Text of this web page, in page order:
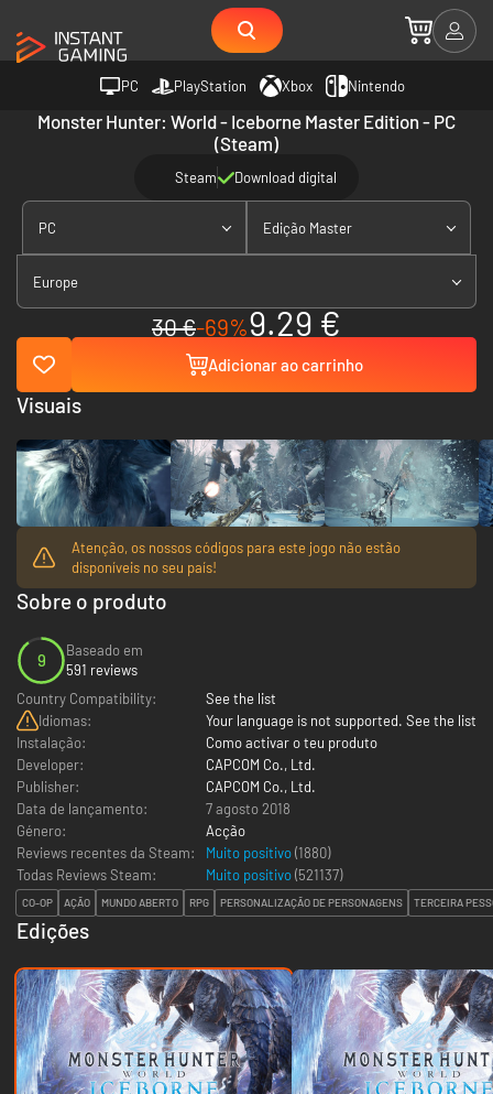
PC PlayStation Xbox Nintendo
Monster Hunter: World - Iceborne Master Edition - PC
(Steam)
Steam Download digital
PC Edição Master
Europe
30 €-69%9.29 €
Adicionar ao carrinho
Atenção, os nossos códigos para este jogo não estão
disponíveis no seu país!
Sobre o produto
9
Baseado em
591 reviews
Country Compatibility:
See the list
Idiomas:
Your language is not supported. See the list
Instalação:
Como activar o teu produto
Developer:
CAPCOM Co., Ltd.
Publisher:
CAPCOM Co., Ltd.
Data de lançamento:
7 agosto 2018
Género:
Acção
Reviews recentes da Steam:
Muito positivo(1880)
Todas Reviews Steam:
Muito positivo(521137)
CO-OP AÇÃO MUNDO ABERTO RPG PERSONALIZAÇÃO DE PERSONAGENS TERCEIRA
Edições
Visuais